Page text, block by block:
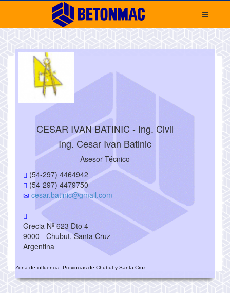
CESAR IVAN BATINIC - Ing. Civil
Ing. Cesar Ivan Batinic
Asesor Técnico
(54-297) 4464942
(54-297) 4479750
cesar.batinic@gmail.com
Grecia Nº 623 Dto 4
9000 - Chubut, Santa Cruz
Argentina
Zona de influencia: Provincias de Chubut y Santa Cruz.